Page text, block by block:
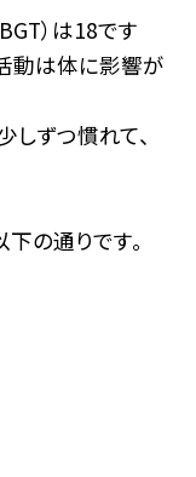
）は18です
動は体に影響が
しずつ慣れて、
の通りです。